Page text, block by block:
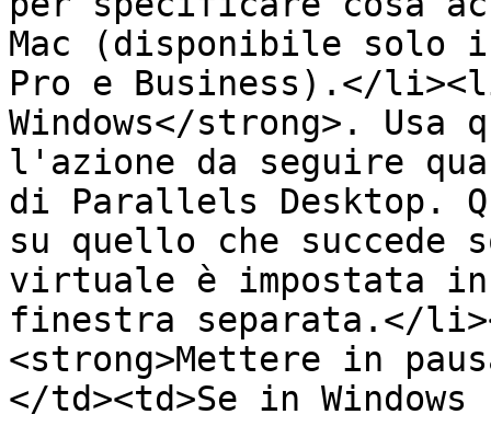
Mac (disponibile solo
Pro e Business).</
Windows</strong>. Usa
l'azione da seguire
di Parallels Desktop.
su quello che succede
virtuale è impostata in
finestra separata.</
<strong>Mettere in
</td><td>Se in